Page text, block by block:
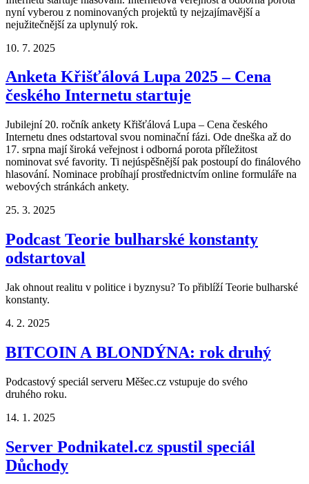
nyní vyberou z nominovaných projektů ty nejzajímavější a
nejužitečnější za uplynulý rok.
10. 7. 2025
Anketa Křišťálová Lupa 2025 – Cena
českého Internetu startuje
Jubilejní 20. ročník ankety Křišťálová Lupa – Cena českého
Internetu dnes odstartoval svou nominační fázi. Ode dneška až do
17. srpna mají široká veřejnost i odborná porota příležitost
nominovat své favority. Ti nejúspěšnější pak postoupí do finálového
hlasování. Nominace probíhají prostřednictvím online formuláře na
webových stránkách ankety.
25. 3. 2025
Podcast Teorie bulharské konstanty
odstartoval
Jak ohnout realitu v politice i byznysu? To přiblíží Teorie bulharské
konstanty.
4. 2. 2025
BITCOIN A BLONDÝNA: rok druhý
Podcastový speciál serveru Měšec.cz vstupuje do svého
druhého roku.
14. 1. 2025
Server Podnikatel.cz spustil speciál
Důchody